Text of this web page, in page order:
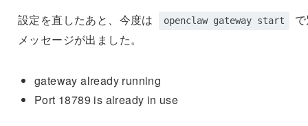
設定を直したあと、今度は openclaw gateway start
メッセージが出ました。
gateway already running
Port 18789 is already in use